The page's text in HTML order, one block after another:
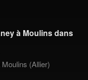
à Moulins dans
Moulins (Allier)